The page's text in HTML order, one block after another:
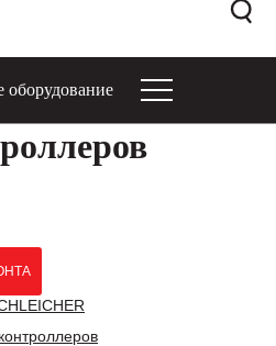
оборудование